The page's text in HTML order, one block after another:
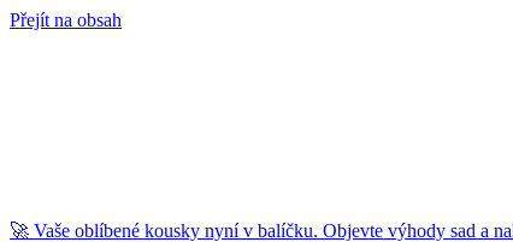
Přejít na obsah
🚀 Vaše oblíbené kousky nyní v balíčku. Objevte výhody sad a